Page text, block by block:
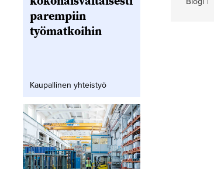
parempiin
työmatkoihin
Kaupallinen yhteistyö